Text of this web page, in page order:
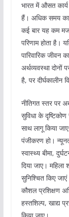
भारत में औसत
हैं। अधिक समय
कई बार यह कम
परिणाम होता है।
पारिवारिक
अर्थव्यवस्था
है, पर दीर्घकालीन
नीतिगत स्तर पर
सुविधा के
साथ लागू किया
पंजीकरण हो।
स्वास्थ्य बीमा,
दिया जाए।
सुनिश्चित किए
कौशल प्रशिक्षण
हस्तशिल्प, खाद्य